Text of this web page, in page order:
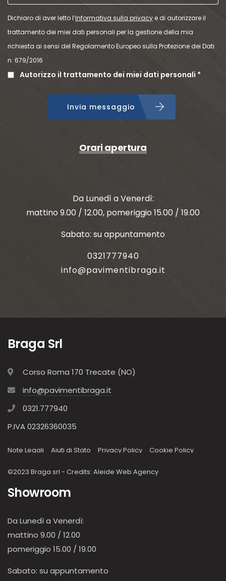
Dichiaro di aver letto l’Informativa sulla privacye di autorizzare il
trattamento dei miei dati personali per la gestione della mia
richiesta ai sensi del Regolamento Europeo sulla Protezione dei Dati
n. 679/2016
Autorizzo il trattamento dei miei dati personali *
Invia messaggio
Orari apertura
Da Lunedì a Venerdì:
mattino 9.00 / 12.00, pomeriggio 15.00 / 19.00
Sabato: su appuntamento
0321777940
info@pavimentibraga.it
Braga Srl
Corso Roma 170 Trecate (NO)
info@pavimentibraga.it
0321.777940
P.IVA 02326360035
Note Legali Aiuti di Stato Privacy Policy Cookie Policy
©2023 Braga srl - Credits: Aleide Web Agency
Showroom
Da Lunedì a Venerdì:
mattino 9.00 / 12.00
pomeriggio 15.00 / 19.00
Sabato: su appuntamento